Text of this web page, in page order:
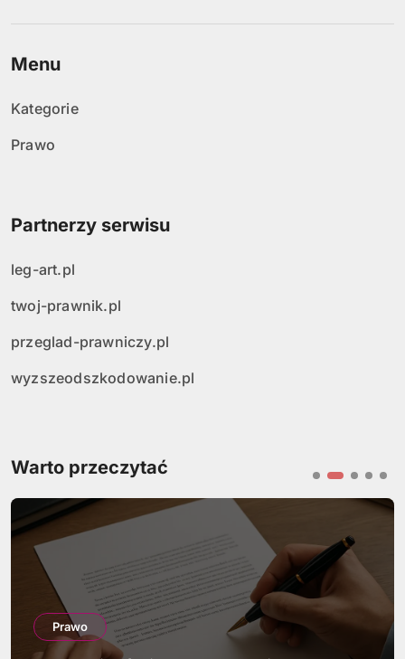
Menu
Kategorie
Prawo
Partnerzy serwisu
leg-art.pl
twoj-prawnik.pl
przeglad-prawniczy.pl
wyzszeodszkodowanie.pl
Warto przeczytać
Prawo